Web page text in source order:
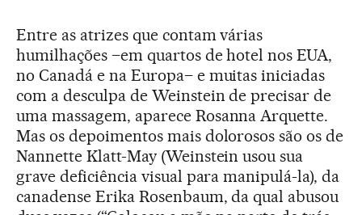
Entre as atrizes que contam várias
humilhações –em quartos de hotel nos EUA,
no Canadá e na Europa– e muitas iniciadas
com a desculpa de Weinstein de precisar de
uma massagem, aparece Rosanna Arquette.
Mas os depoimentos mais dolorosos são os de
Nannette Klatt-May (Weinstein usou sua
grave deficiência visual para manipulá-la), da
canadense Erika Rosenbaum, da qual abusou